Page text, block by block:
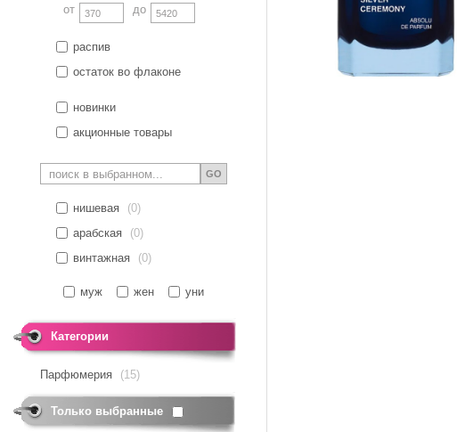
от до
распив
остаток во флаконе
новинки
акционные товары
GO
нишевая
(0)
арабская
(0)
винтажная
(0)
муж жен уни
Категории
Парфюмерия (15)
Только выбранные